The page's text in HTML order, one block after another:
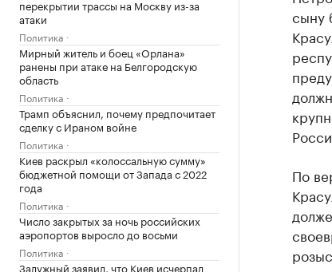
перекрытии трассы на Москву из-за
атаки
Политика
Мирный житель и боец «Орлана»
ранены при атаке на Белгородскую
область
Политика
Трамп объяснил, почему предпочитает
сделку с Ираном войне
Политика
Киев раскрыл «колоссальную сумму»
бюджетной помощи от Запада с 2022
года
Политика
Число закрытых за ночь российских
аэропортов выросло до восьми
Политика
Залужный заявил, что Киев исчерпал
сыну
По